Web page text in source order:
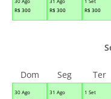
R$ 300
R$ 300
R$ 300
30 Ago
31 Ago
1 Set
Dom Seg Ter